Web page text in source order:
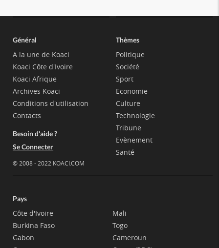
Général
A la une de Koaci
Koaci Côte d'Ivoire
Koaci Afrique
Archives Koaci
Conditions d'utilisation
Contacts
Besoin d'aide ?
Se Connecter
© 2008 - 2022 KOACI.COM
Thèmes
Politique
Société
Sport
Economie
Culture
Technologie
Tribune
Evènement
Santé
Pays
Côte d'Ivoire
Burkina Faso
Gabon
Mali
Togo
Cameroun